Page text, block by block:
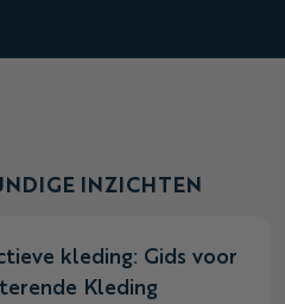
INZICHTEN
kleding: Gids voor
Kleding